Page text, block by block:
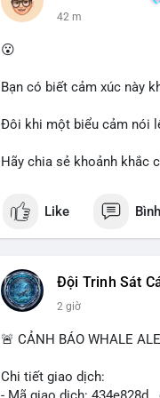
trường trong ngắn hạn có
Lời khuyên cho nhà đầu
quản lý rủi ro chặt chẽ.
#61dot37btc
42 m
😮
Bạn có biết cảm xúc này
Đôi khi một biểu cảm nói
Hãy chia sẻ khoảnh khắc
Like
Đội Trinh Sát
2 giờ
🚨 CẢNH BÁO WHALE
Chi tiết giao dịch: